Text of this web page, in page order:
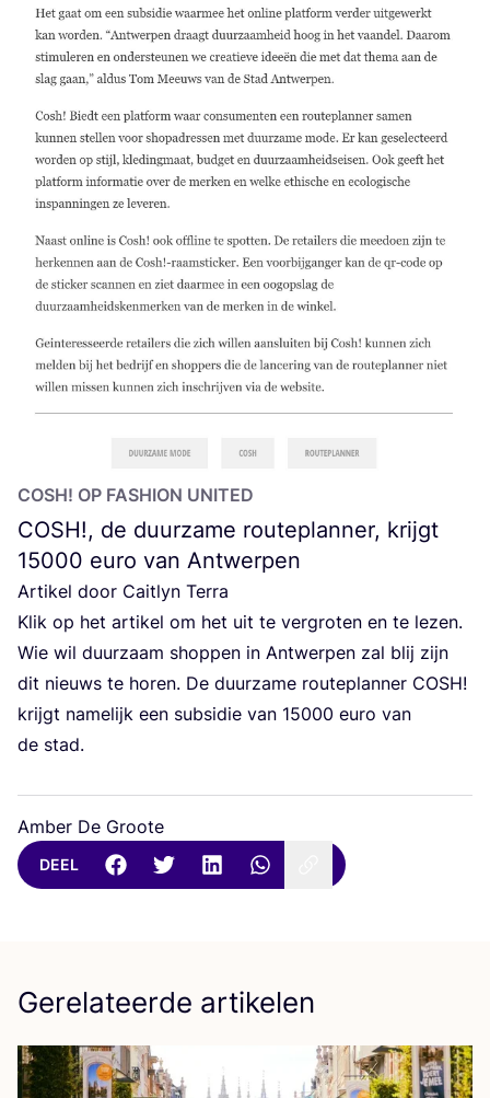
COSH! OP FAS­HI­ON UNITED
COSH!, de duurzame routeplanner, krijgt
15000 euro van Antwerpen
Arti­kel door Cait­lyn Terra
Klik op het arti­kel om het uit te ver­gro­ten en te lezen.
Wie wil duur­zaam shop­pen in Ant­wer­pen zal blij zijn
dit nieuws te horen. De duur­za­me rou­te­plan­ner COSH!
krijgt name­lijk een sub­si­die van 15000 euro van
de stad.
Amber De Groote
DEEL
Gerelateerde artikelen